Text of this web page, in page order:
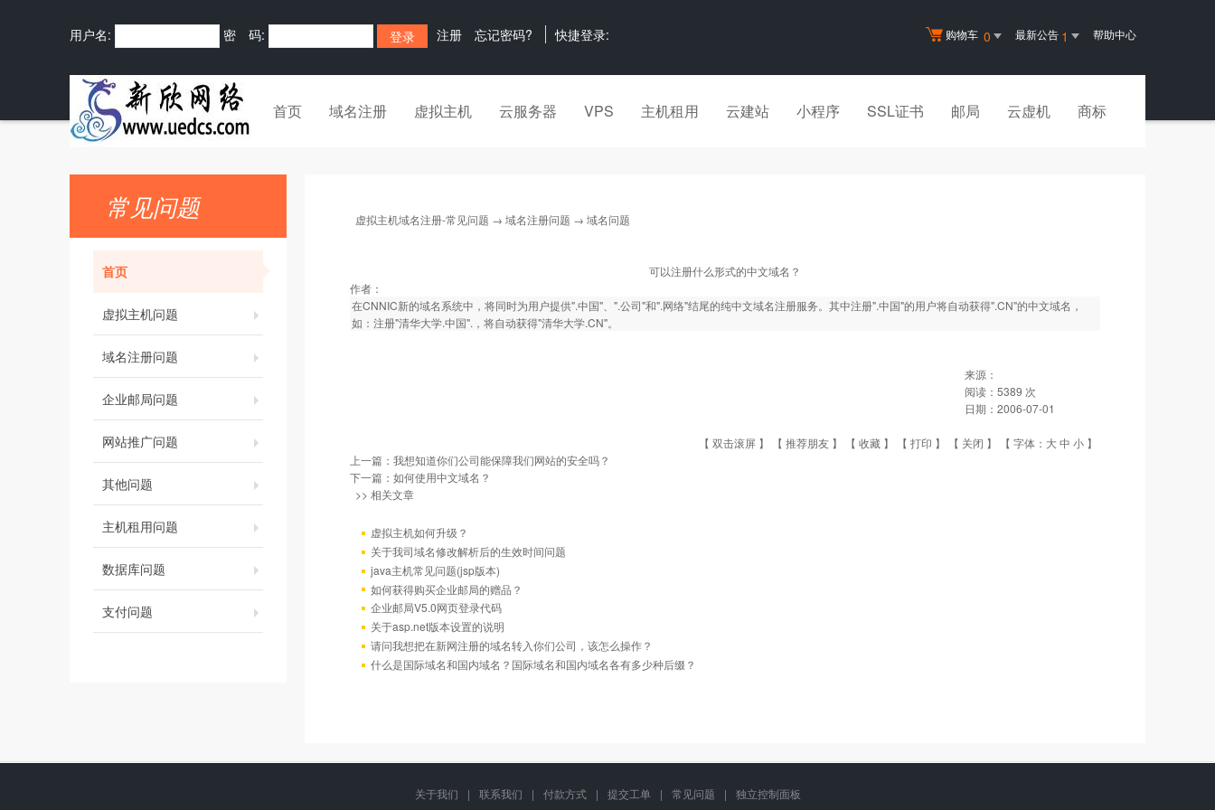
购物车 0 最新公告 1 帮助中心
用户名: 密 码: 注册 忘记密码? 快捷登录:
首页 域名注册 虚拟主机 云服务器 VPS 主机租用 云建站 小程序 SSL证书 邮局 云虚机 商标
常见问题
首页
虚拟主机问题
域名注册问题
企业邮局问题
网站推广问题
其他问题
主机租用问题
数据库问题
支付问题
虚拟主机域名注册-常见问题 → 域名注册问题 → 域名问题
可以注册什么形式的中文域名？
作者：
在CNNIC新的域名系统中，将同时为用户提供".中国"、".公司"和".网络"结尾的纯中文域名注册服务。其中注册".中国"的用户将自动获得".CN"的中文域名，
如：注册"清华大学.中国".，将自动获得"清华大学.CN"。
来源：
阅读： 5389 次
日期： 2006-07-01
【 双击滚屏 】 【 推荐朋友 】 【 收藏 】 【 打印 】 【 关闭 】 【 字体： 大中 小 】
上一篇： 我想知道你们公司能保障我们网站的安全吗？
下一篇： 如何使用中文域名？
>> 相关文章
虚拟主机如何升级？
关于我司域名修改解析后的生效时间问题
java主机常见问题(jsp版本)
如何获得购买企业邮局的赠品？
企业邮局V5.0网页登录代码
关于asp.net版本设置的说明
请问我想把在新网注册的域名转入你们公司，该怎么操作？
什么是国际域名和国内域名？国际域名和国内域名各有多少种后缀？
关于我们 | 联系我们 | 付款方式 | 提交工单 | 常见问题 | 独立控制面板